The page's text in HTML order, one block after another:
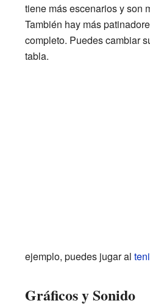
tiene más escenarios y son
También hay más
completo. Puedes cambiar
tabla.
ejemplo, puedes jugar al
Gráficos y Sonido